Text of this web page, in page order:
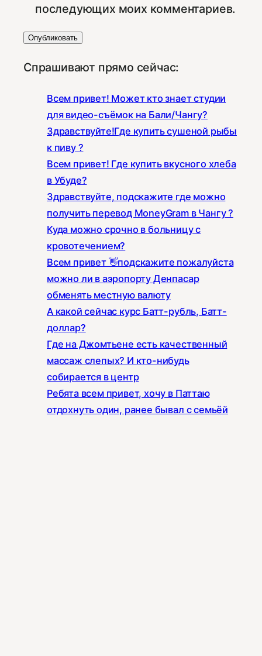
последующих моих комментариев.
Спрашивают прямо сейчас:
Всем привет! Может кто знает студии
для видео-съёмок на Бали/Чангу?
Здравствуйте!Где купить сушеной рыбы
к пиву ?
Всем привет! Где купить вкусного хлеба
в Убуде?
Здравствуйте, подскажите где можно
получить перевод MoneyGram в Чангу ?
Куда можно срочно в больницу с
кровотечением?
Всем привет 👋подскажите пожалуйста
можно ли в аэропорту Денпасар
обменять местную валюту
А какой сейчас курс Батт-рубль, Батт-
доллар?
Где на Джомтьене есть качественный
массаж слепых? И кто-нибудь
собирается в центр
Ребята всем привет, хочу в Паттаю
отдохнуть один, ранее бывал с семьёй